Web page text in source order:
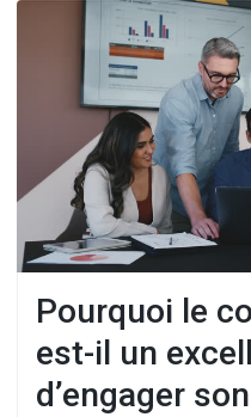
Pourquoi le
est-il un
d’engager